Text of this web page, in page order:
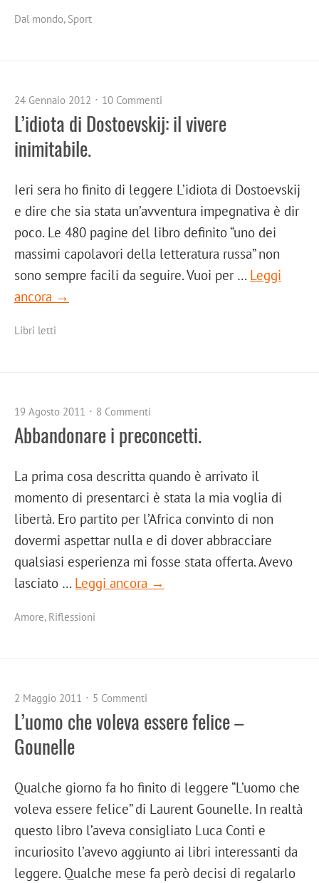
Dal mondo, Sport
24 Gennaio 2012 10 Commenti
L’idiota di Dostoevskij: il vivere
inimitabile.
Ieri sera ho finito di leggere L’idiota di Dostoevskij
e dire che sia stata un’avventura impegnativa è dir
poco. Le 480 pagine del libro definito “uno dei
massimi capolavori della letteratura russa” non
sono sempre facili da seguire. Vuoi per … Leggi
ancora →
Libri letti
19 Agosto 2011 8 Commenti
Abbandonare i preconcetti.
La prima cosa descritta quando è arrivato il
momento di presentarci è stata la mia voglia di
libertà. Ero partito per l’Africa convinto di non
dovermi aspettar nulla e di dover abbracciare
qualsiasi esperienza mi fosse stata offerta. Avevo
lasciato … Leggi ancora →
Amore, Riflessioni
2 Maggio 2011 5 Commenti
L’uomo che voleva essere felice –
Gounelle
Qualche giorno fa ho finito di leggere “L’uomo che
voleva essere felice” di Laurent Gounelle. In realtà
questo libro l’aveva consigliato Luca Conti e
incuriosito l’avevo aggiunto ai libri interessanti da
leggere. Qualche mese fa però decisi di regalarlo